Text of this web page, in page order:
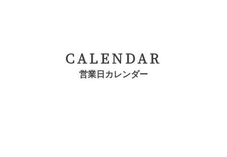
CALENDAR
営業日カレンダー